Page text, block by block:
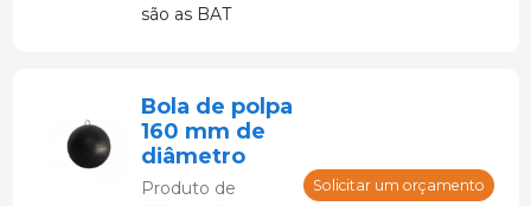
são as BAT
eficientes para
armazenamento
de chorume.
Disponível em
Bola de polpa
160 mm de
diâmetro
Produto de
Solicitar um orçamento